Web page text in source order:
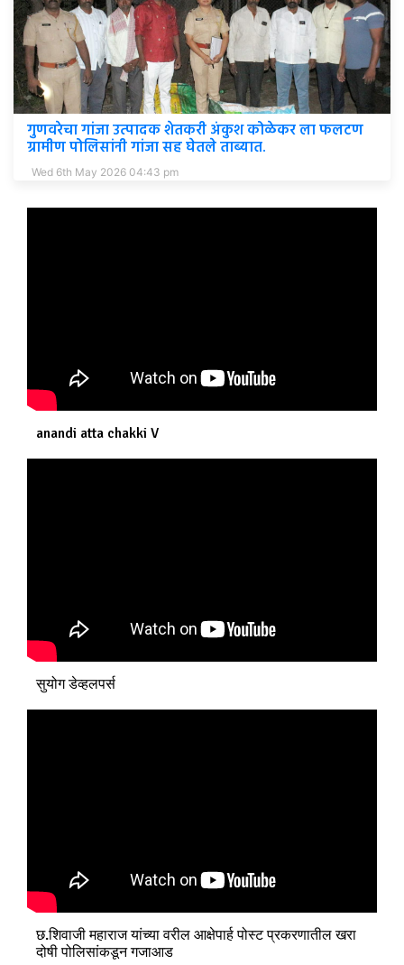
गुणवरेचा गांजा उत्पादक शेतकरी अंकुश कोळेकर ला फलटण
ग्रामीण पोलिसांनी गांजा सह घेतले ताब्यात.
Wed 6th May 2026 04:43 pm
anandi atta chakki V
सुयोग डेव्हलपर्स
छ.शिवाजी महाराज यांच्या वरील आक्षेपार्ह पोस्ट प्रकरणातील खरा
दोषी पोलिसांकडून गजाआड